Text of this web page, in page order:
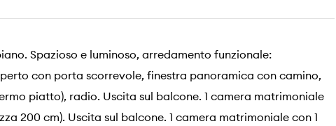
Spazioso e luminoso, arredamento funzionale:
con porta scorrevole, finestra panoramica con camino,
piatto), radio. Uscita sul balcone. 1 camera matrimoniale
200 cm). Uscita sul balcone. 1 camera matrimoniale con 1